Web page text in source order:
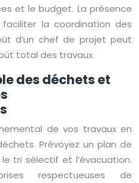
et le budget. La présence
la coordination des
d’un chef de projet peut
total des travaux.
des déchets et
de vos travaux en
Prévoyez un plan de
tri sélectif et l’évacuation.
respectueuses de